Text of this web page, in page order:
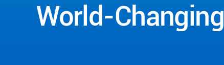
World-Changing